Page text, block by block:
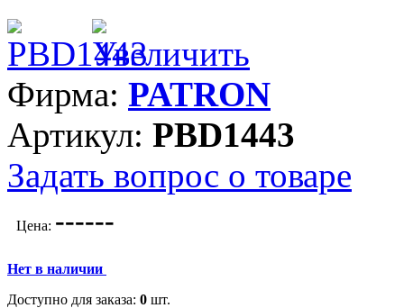
Фирма: PATRON
Артикул: PBD1443
Задать вопрос о товаре
Цена: ------
Нет в наличии
Доступно для заказа: 0 шт.